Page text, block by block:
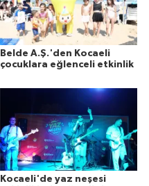
Belde A.Ş.'den Kocaeli
çocuklara eğlenceli etkinlik
Kocaeli'de yaz neşesi